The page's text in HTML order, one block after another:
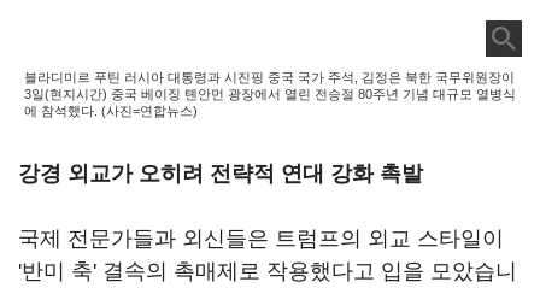
블라디미르 푸틴 러시아 대통령과 시진핑 중국 국가 주석, 김정은 북한 국무위원장이
3일(현지시간) 중국 베이징 톈안먼 광장에서 열린 전승절 80주년 기념 대규모 열병식
에 참석했다. (사진=연합뉴스)
강경 외교가 오히려 전략적 연대 강화 촉발
국제 전문가들과 외신들은 트럼프의 외교 스타일이
'반미 축' 결속의 촉매제로 작용했다고 입을 모았습니